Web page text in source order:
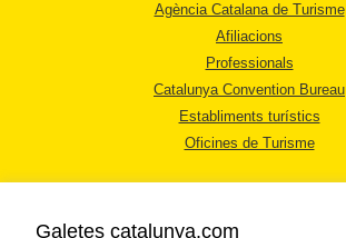
Agència Catalana de Turisme
Afiliacions
Professionals
Catalunya Convention Bureau
Establiments turístics
Oficines de Turisme
Galetes catalunya.com